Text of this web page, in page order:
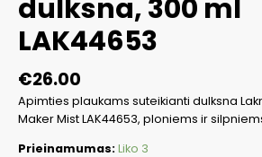
dulksna, 300 ml
LAK44653
€26.00
Apimties plaukams suteikianti dulksna
Maker Mist LAK44653, ploniems ir
Prieinamumas:Liko 3